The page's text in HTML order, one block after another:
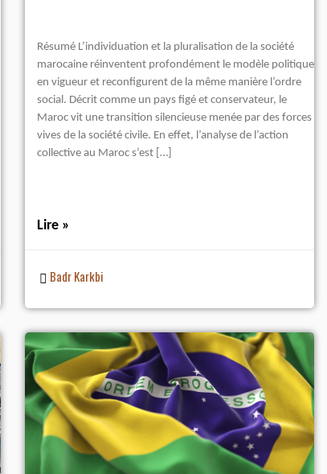
Résumé L’individuation et la pluralisation de la société
marocaine réinventent profondément le modèle politique
en vigueur et reconfigurent de la même manière l’ordre
social. Décrit comme un pays figé et conservateur, le
Maroc vit une transition silencieuse menée par des forces
vives de la société civile. En effet, l’analyse de l’action
collective au Maroc s’est […]
Lire »
Badr Karkbi